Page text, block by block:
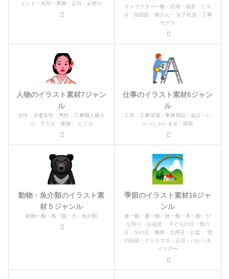
イント・矢印・果物・正月・お祭り
キャラクター一般・忍者・仮面・ピエ
ロ・似顔絵・爺さん・ 女子社員・工事
モグラ
人物のイラスト素材7ジャン
ル
女性・水着女性・男性・工事職人爺さ
ん・子ども・家族・ しぐさ
仕事のイラスト素材6ジャン
ル
工具・工事現場・事務用品・会計・い
らっしゃいませ・医師
動物・魚介類のイラスト素
材５ジャンル
動物一般・鳥・猫・犬・魚介類
季節のイラスト素材16ジャ
ンル
春一般・夏一般・秋一般・冬一般・ひ
な祭り・お花見・ 子どもの日・母の
日・父の日・梅雨・土用丑・お盆・ 雪
の結晶・クリスマス・正月・バレンタ
インデー